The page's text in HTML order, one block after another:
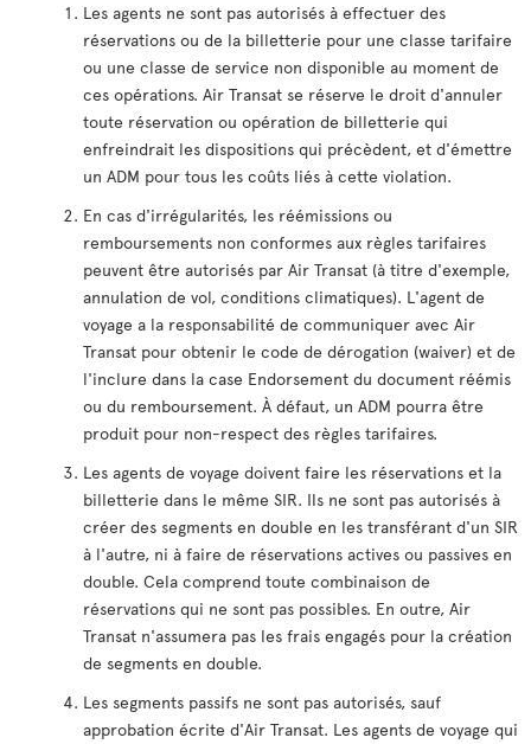
Les agents ne sont pas autorisés à effectuer des
réservations ou de la billetterie pour une classe tarifaire
ou une classe de service non disponible au moment de
ces opérations. Air Transat se réserve le droit d'annuler
toute réservation ou opération de billetterie qui
enfreindrait les dispositions qui précèdent, et d'émettre
un ADM pour tous les coûts liés à cette violation.
En cas d'irrégularités, les réémissions ou
remboursements non conformes aux règles tarifaires
peuvent être autorisés par Air Transat (à titre d'exemple,
annulation de vol, conditions climatiques). L'agent de
voyage a la responsabilité de communiquer avec Air
Transat pour obtenir le code de dérogation (waiver) et de
l'inclure dans la case Endorsement du document réémis
ou du remboursement. À défaut, un ADM pourra être
produit pour non-respect des règles tarifaires.
Les agents de voyage doivent faire les réservations et la
billetterie dans le même SIR. Ils ne sont pas autorisés à
créer des segments en double en les transférant d'un SIR
à l'autre, ni à faire de réservations actives ou passives en
double. Cela comprend toute combinaison de
réservations qui ne sont pas possibles. En outre, Air
Transat n'assumera pas les frais engagés pour la création
de segments en double.
Les segments passifs ne sont pas autorisés, sauf
approbation écrite d'Air Transat. Les agents de voyage qui